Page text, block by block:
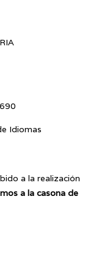
Idiomas
a la realización
a la casona de